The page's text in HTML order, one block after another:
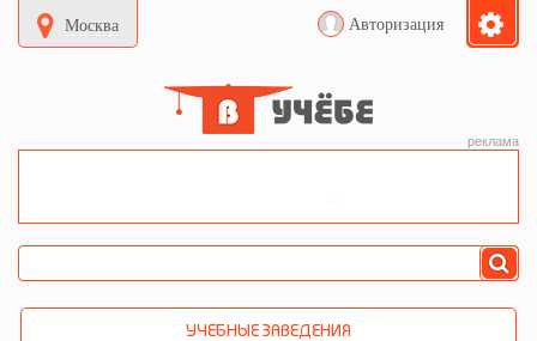
Москва Авторизация
реклама
УЧЕБНЫЕ ЗАВЕДЕНИЯ